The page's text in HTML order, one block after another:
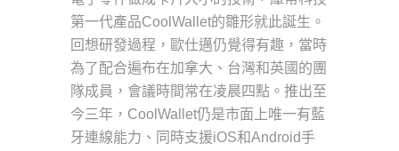
第一代產品CoolWallet的雛形就此誕生。
回想研發過程，歐仕邁仍覺得有趣，當時
為了配合遍布在加拿大、台灣和英國的團
隊成員，會議時間常在凌晨四點。推出至
今三年，CoolWallet仍是市面上唯一有藍
牙連線能力、同時支援iOS和Android手